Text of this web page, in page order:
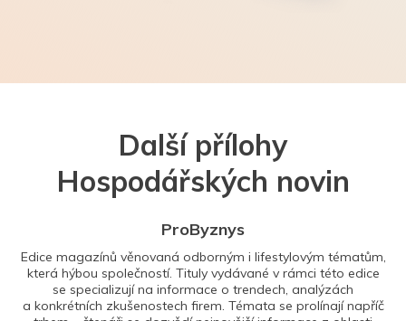
Další přílohy
Hospodářských novin
ProByznys
Edice magazínů věnovaná odborným i lifestylovým tématům,
která hýbou společností. Tituly vydávané v rámci této edice
se specializují na informace o trendech, analýzách
a konkrétních zkušenostech firem. Témata se prolínají napříč